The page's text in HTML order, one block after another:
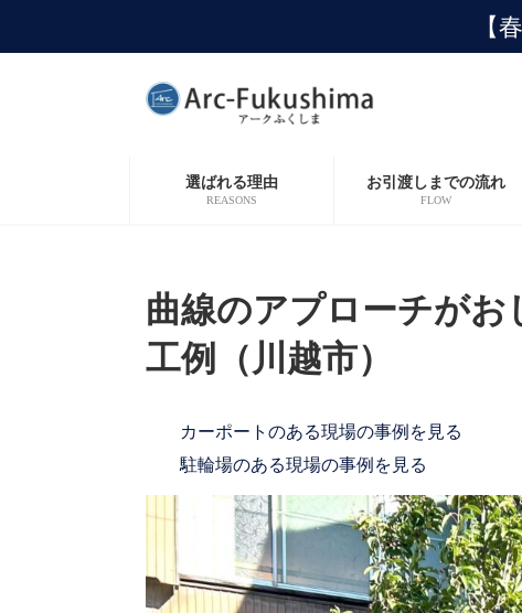
テ
ゲ
【
選ばれる理由
REASONS
お引渡しまでの流れ
FLOW
曲線のアプローチがお
工例（川越市）
カーポートのある現場の事例を見る
駐輪場のある現場の事例を見る